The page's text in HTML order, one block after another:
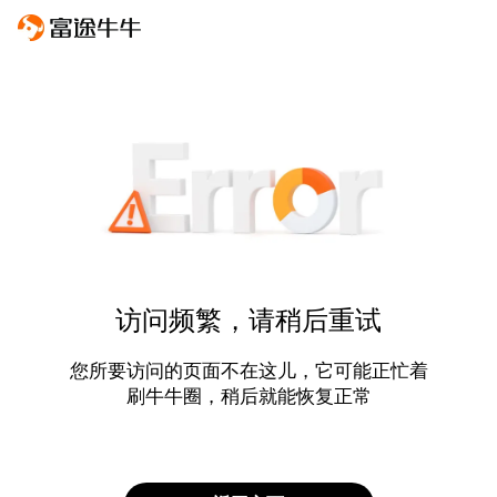
访问频繁，请稍后重试
您所要访问的页面不在这儿，它可能正忙着
刷牛牛圈，稍后就能恢复正常